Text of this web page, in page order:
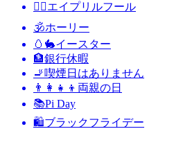
🙆‍♂️エイプリルフール
🕉ホーリー
🥚🐇イースター
🏦銀行休暇
🚬 喫煙日はありません
👨‍👩‍👧‍👦 両親の日
📚Pi Day
🛍ブラックフライデー